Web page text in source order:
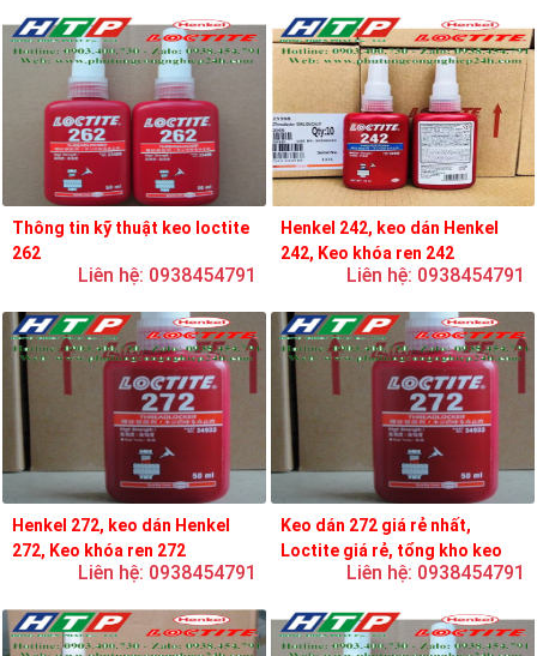
Thông tin kỹ thuật keo loctite
262
Liên hệ: 0938454791
Henkel 242, keo dán Henkel
242, Keo khóa ren 242
Liên hệ: 0938454791
Henkel 272, keo dán Henkel
272, Keo khóa ren 272
Liên hệ: 0938454791
Keo dán 272 giá rẻ nhất,
Loctite giá rẻ, tổng kho keo
Liên hệ: 0938454791